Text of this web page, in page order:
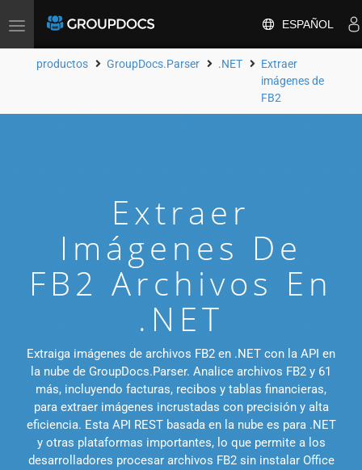
Toggle
ESPAÑOL
productos GroupDocs.Parser .NET
Extraer
imágenes de
FB2
Extraer
Imágenes De
FB2 Archivos En
.NET
Extraiga imágenes de archivos FB2 en .NET con la API en
la nube de GroupDocs.Parser. Analice archivos FB2 y 61
más, incluyendo facturas, recibos y tablas financieras,
para extraer imágenes incrustadas con precisión y alta
eficiencia. Esta API REST basada en la nube es para .NET
y otras plataformas importantes, lo que permite a los
desarrolladores procesar archivos FB2 sin instalar Office